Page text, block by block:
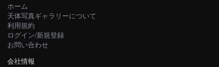
ホーム
天体写真ギャラリーについて
利用規約
ログイン/新規登録
お問い合わせ
会社情報